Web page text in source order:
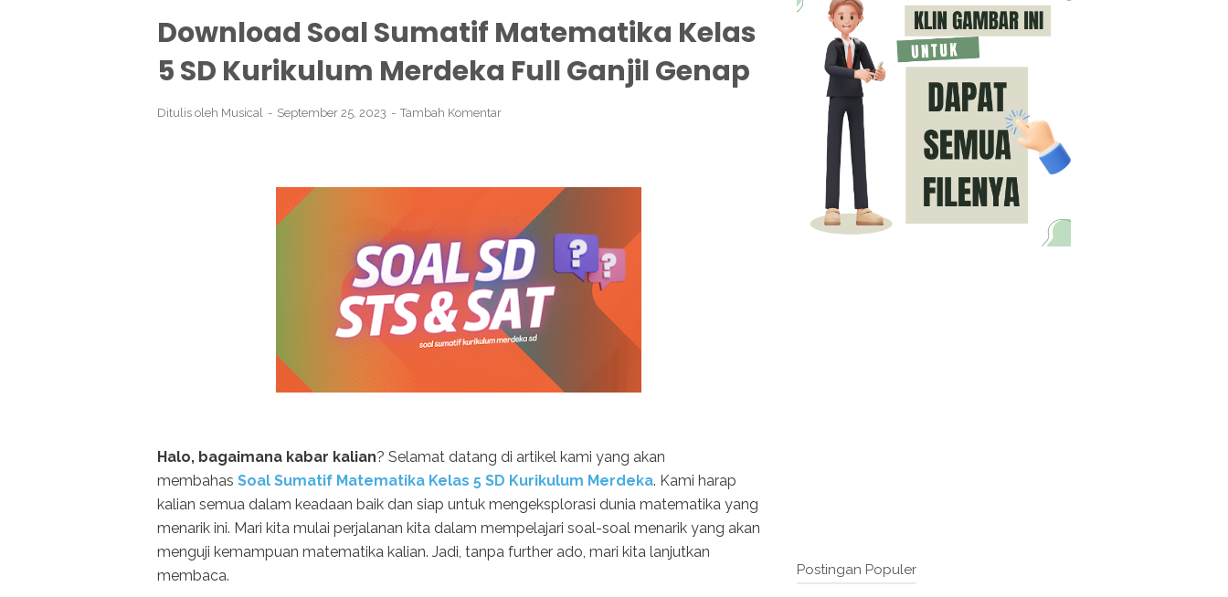
Download Soal Sumatif Matematika Kelas
5 SD Kurikulum Merdeka Full Ganjil Genap
Ditulis oleh Musical September 25, 2023 Tambah Komentar
Halo, bagaimana kabar kalian? Selamat datang di artikel kami yang akan
membahas Soal Sumatif Matematika Kelas 5 SD Kurikulum Merdeka. Kami harap
kalian semua dalam keadaan baik dan siap untuk mengeksplorasi dunia matematika yang
menarik ini. Mari kita mulai perjalanan kita dalam mempelajari soal-soal menarik yang akan
menguji kemampuan matematika kalian. Jadi, tanpa further ado, mari kita lanjutkan
membaca.
Postingan Populer